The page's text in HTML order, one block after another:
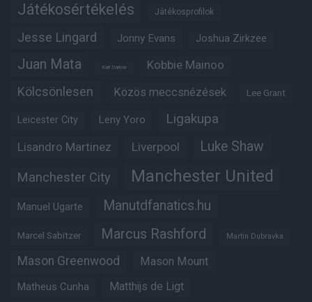
Játékosértékelés Játékosprofilok
Jesse Lingard Jonny Evans Joshua Zirkzee
Juan Mata Karl Darlow Kobbie Mainoo
Kölcsönlesen Közös meccsnézések Lee Grant
Leicester City Leny Yoro Ligakupa
Lisandro Martinez Liverpool Luke Shaw
Manchester City Manchester United
Manuel Ugarte Manutdfanatics.hu
Marcel Sabitzer Marcus Rashford Martin Dubravka
Mason Greenwood Mason Mount
Matheus Cunha Matthijs de Ligt